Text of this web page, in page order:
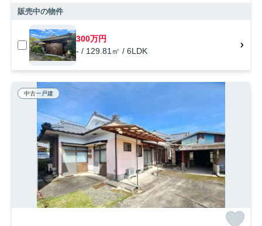
販売中の物件
300万円
- / 129.81㎡ / 6LDK
中古一戸建